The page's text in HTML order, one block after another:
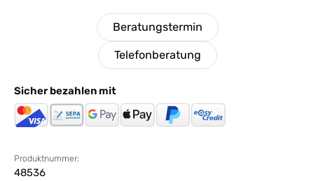
Beratungstermin
Telefonberatung
Sicher bezahlen mit
Produktnummer:
48536